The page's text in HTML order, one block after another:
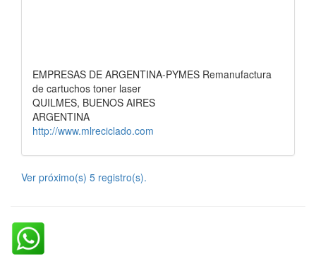
EMPRESAS DE ARGENTINA-PYMES Remanufactura
de cartuchos toner laser
QUILMES, BUENOS AIRES
ARGENTINA
http://www.mlreciclado.com
Ver próximo(s) 5 registro(s).